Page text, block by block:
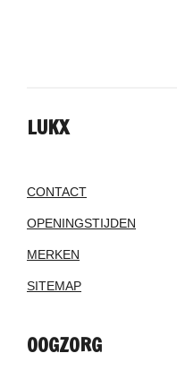
LUKX
CONTACT
OPENINGSTIJDEN
MERKEN
SITEMAP
OOGZORG